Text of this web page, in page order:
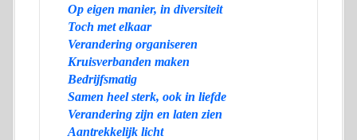
Op eigen manier, in diversiteit
Toch met elkaar
Verandering organiseren
Kruisverbanden maken
Bedrijfsmatig
Samen heel sterk, ook in liefde
Verandering zijn en laten zien
Aantrekkelijk licht